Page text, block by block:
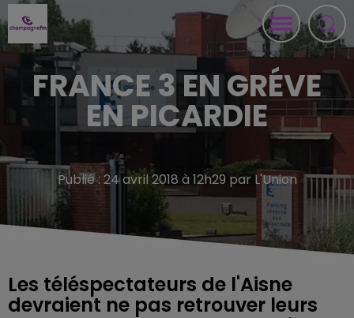
FRANCE 3 EN GRÉVE
EN PICARDIE
Publié : 24 avril 2018 à 12h29 par L'Union
Les téléspectateurs de l'Aisne
devraient ne pas retrouver leurs